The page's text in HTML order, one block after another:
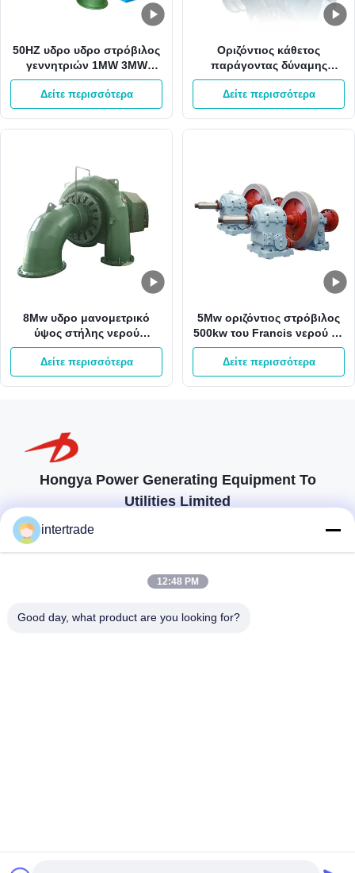
50HZ υδρο υδρο στρόβιλος
γεννητριών 1MW 3MW
Pelton Francis δύναμης
Δείτε περισσότερα
Οριζόντιος κάθετος
παράγοντας δύναμης
γεννητριών 2000kw 0,8
υδροηλεκτρικής ενέργειας
Δείτε περισσότερα
8Mw υδρο μανομετρικό
ύψος στήλης νερού
στροβίλων 800kw του
Francis 65m γεννήτρια
τουρμπίνας του Francis
Δείτε περισσότερα
5Mw οριζόντιος στρόβιλος
500kw του Francis νερού με
το δρομέα ανοξείδωτου
Δείτε περισσότερα
Hongya Power Generating Equipment To
Utilities Limited
προσαρμοσμένες λύσεις για να ανταποκρίνονται στις απαιτήσεις των
86-28-37561966-8:00
Copyright © 2022-2026 Hongya Power Generating Equipment To Utilities
intertrade
12:48 PM
Good day, what product are you looking for?